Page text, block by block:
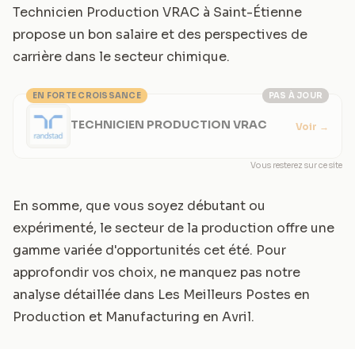
Technicien Production VRAC à Saint-Étienne
propose un bon salaire et des perspectives de
carrière dans le secteur chimique.
PAS À JOUR
EN FORTE CROISSANCE
TECHNICIEN PRODUCTION VRAC Voir →
Vous resterez sur ce site
En somme, que vous soyez débutant ou
expérimenté, le secteur de la production offre une
gamme variée d'opportunités cet été. Pour
approfondir vos choix, ne manquez pas notre
analyse détaillée dans Les Meilleurs Postes en
Production et Manufacturing en Avril.